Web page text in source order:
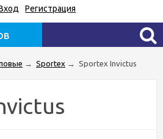
Регистрация
→ Sportex → Sportex Invictus